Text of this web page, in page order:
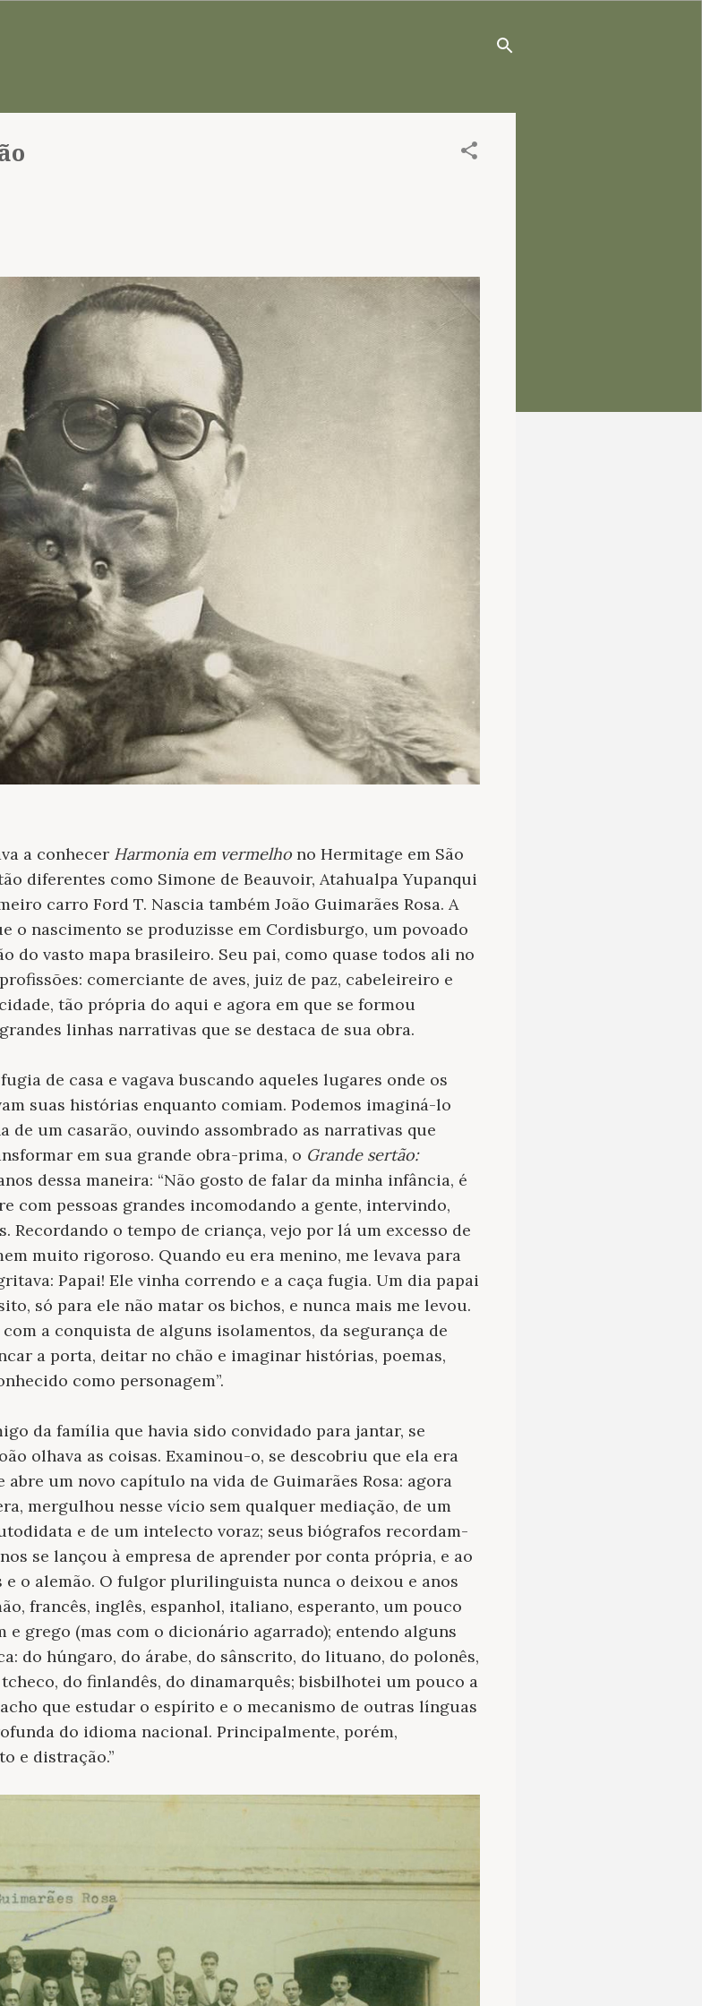
a conhecer Harmonia em vermelho no Hermitage em São
diferentes como Simone de Beauvoir, Atahualpa Yupanqui
carro Ford T. Nascia também João Guimarães Rosa. A
o nascimento se produzisse em Cordisburgo, um povoado
do vasto mapa brasileiro. Seu pai, como quase todos ali no
comerciante de aves, juiz de paz, cabeleireiro e
tão própria do aqui e agora em que se formou
linhas narrativas que se destaca de sua obra.
de casa e vagava buscando aqueles lugares onde os
suas histórias enquanto comiam. Podemos imaginá-lo
de um casarão, ouvindo assombrado as narrativas que
em sua grande obra-prima, o Grande sertão:
dessa maneira: “Não gosto de falar da minha infância, é
com pessoas grandes incomodando a gente, intervindo,
Recordando o tempo de criança, vejo por lá um excesso de
muito rigoroso. Quando eu era menino, me levava para
Papai! Ele vinha correndo e a caça fugia. Um dia papai
só para ele não matar os bichos, e nunca mais me levou.
a conquista de alguns isolamentos, da segurança de
a porta, deitar no chão e imaginar histórias, poemas,
como personagem”.
da família que havia sido convidado para jantar, se
olhava as coisas. Examinou-o, se descobriu que ela era
um novo capítulo na vida de Guimarães Rosa: agora
mergulhou nesse vício sem qualquer mediação, de um
e de um intelecto voraz; seus biógrafos recordam-
se lançou à empresa de aprender por conta própria, e ao
e o alemão. O fulgor plurilinguista nunca o deixou e anos
francês, inglês, espanhol, italiano, esperanto, um pouco
e grego (mas com o dicionário agarrado); entendo alguns
do húngaro, do árabe, do sânscrito, do lituano, do polonês,
do finlandês, do dinamarquês; bisbilhotei um pouco a
que estudar o espírito e o mecanismo de outras línguas
do idioma nacional. Principalmente, porém,
e distração.”